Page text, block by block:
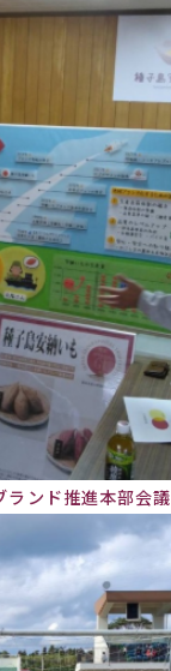
ランド推進本部会